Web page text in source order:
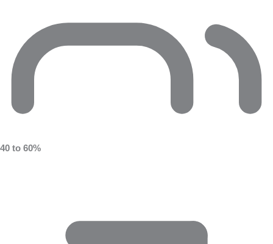
40 to 60%